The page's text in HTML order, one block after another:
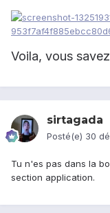
Voila, vous
sirtagada
Posté(e) 30
Tu n'es pas dans la
section application.